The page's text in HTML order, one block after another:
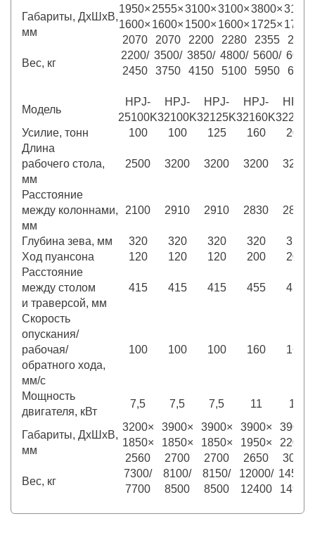
Габариты, ДхШхВ,
мм
1950×
1600×
2070
2555×
1600×
2070
3100×
1500×
2200
3100×
1600×
2280
3800×
1725×
2355
3100×
1725×
2280
Вес, кг
2200/
2450
3500/
3750
3850/
4150
4800/
5100
5600/
5950
6000/
6300
Модель
HPJ-
25100K
HPJ-
32100K
HPJ-
32125K
HPJ-
32160K
HPJ-
32200K
Усилие, тонн
100 100 125 160
200
Длина
рабочего стола,
мм
2500 3200 3200 3200 3200
Расстояние
между колоннами,
мм
2100 2910 2910 2830 2800
Глубина зева, мм 320 320 320 320
320
Ход пуансона
120 120 120 200
200
Расстояние
между столом
и траверсой, мм
415 415 415 455 455
Скорость
опускания/
рабочая/
обратного хода,
мм/с
100 100 100 160 160
Мощность
двигателя, кВт
7,5 7,5 7,5 11 15
Габариты, ДхШхВ,
мм
3200×
1850×
2560
3900×
1850×
2700
3900×
1850×
2700
3900×
1950×
2650
3900×
2200×
3000
Вес, кг
7300/
7700
8100/
8500
8150/
8500
12000/
12400
14500/
14950